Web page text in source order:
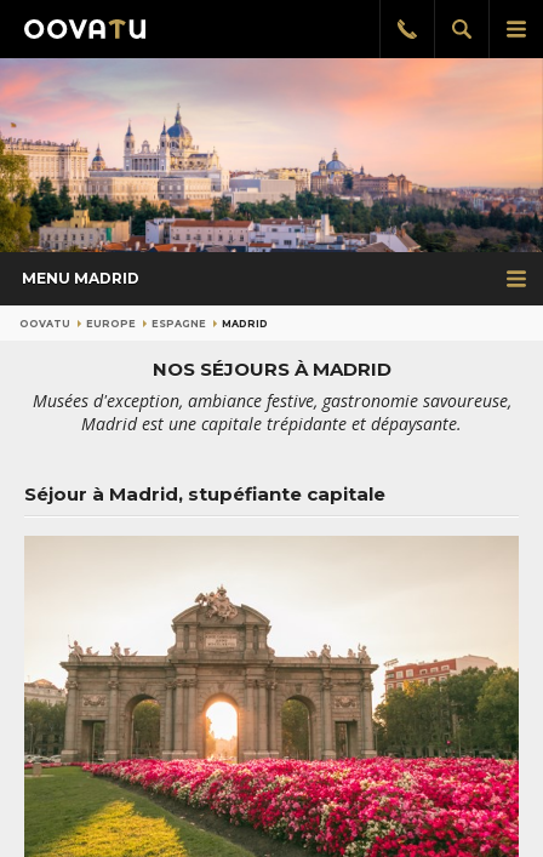
le
Afficher
la
Rappel
gratuit
MENU MADRID
OOVATU EUROPE ESPAGNE MADRID
NOS SÉJOURS À MADRID
Musées d'exception, ambiance festive, gastronomie savoureuse,
Madrid est une capitale trépidante et dépaysante.
Séjour à Madrid, stupéfiante capitale